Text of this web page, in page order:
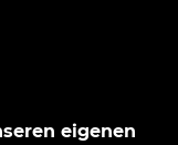
eigenen